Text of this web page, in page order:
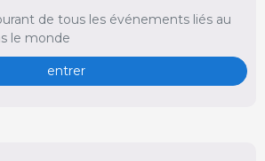
de tous les événements liés au
le monde
entrer